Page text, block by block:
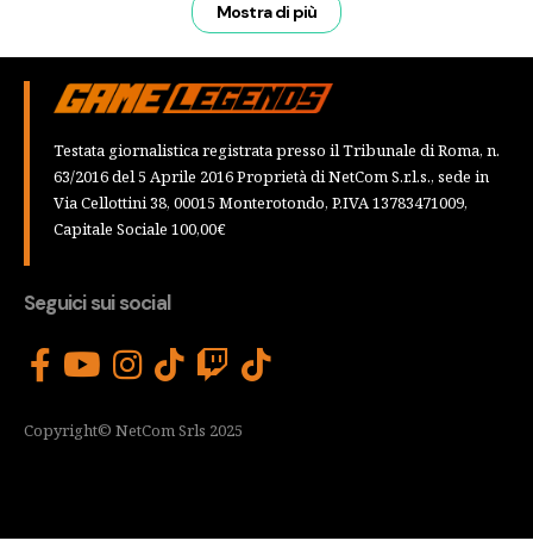
Mostra di più
Testata giornalistica registrata presso il Tribunale di Roma, n.
63/2016 del 5 Aprile 2016 Proprietà di NetCom S.r.l.s., sede in
Via Cellottini 38, 00015 Monterotondo, P.IVA 13783471009,
Capitale Sociale 100,00€
Seguici sui social
Copyright© NetCom Srls 2025